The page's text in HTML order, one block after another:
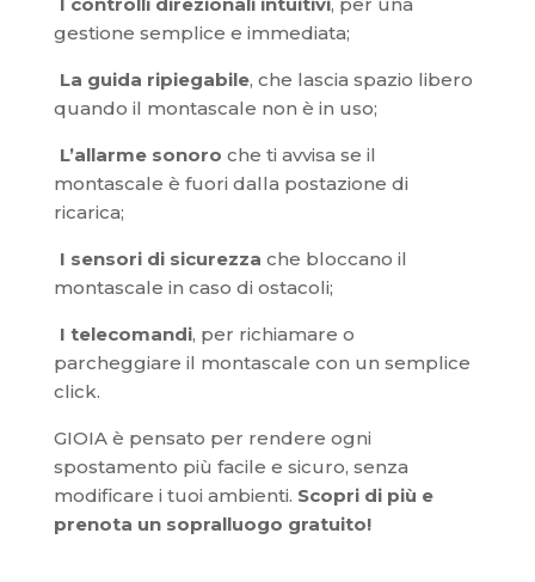
I controlli direzionali intuitivi, per una
gestione semplice e immediata;
La guida ripiegabile, che lascia spazio libero
quando il montascale non è in uso;
L’allarme sonoro che ti avvisa se il
montascale è fuori dalla postazione di
ricarica;
I sensori di sicurezza che bloccano il
montascale in caso di ostacoli;
I telecomandi, per richiamare o
parcheggiare il montascale con un semplice
click.
GIOIA è pensato per rendere ogni
spostamento più facile e sicuro, senza
modificare i tuoi ambienti. Scopri di più e
prenota un sopralluogo gratuito!